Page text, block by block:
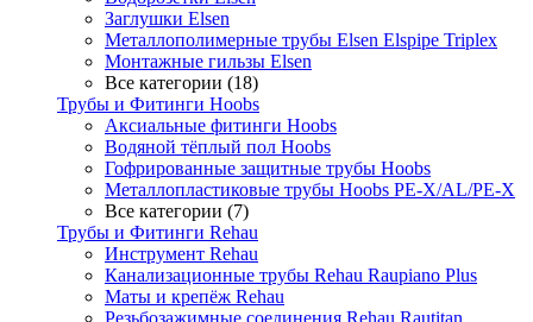
Заглушки Elsen
Металлополимерные трубы Elsen Elspipe Triplex
Монтажные гильзы Elsen
Все категории (18)
Трубы и Фитинги Hoobs
Аксиальные фитинги Hoobs
Водяной тёплый пол Hoobs
Гофрированные защитные трубы Hoobs
Металлопластиковые трубы Hoobs PE-X/AL/PE-X
Все категории (7)
Трубы и Фитинги Rehau
Инструмент Rehau
Канализационные трубы Rehau Raupiano Plus
Маты и крепёж Rehau
Резьбозажимные соединения Rehau Rautitan